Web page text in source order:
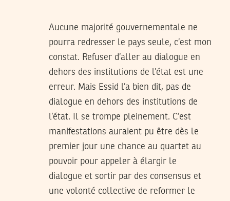
Aucune majorité gouvernementale ne
pourra redresser le pays seule, c’est mon
constat. Refuser d’aller au dialogue en
dehors des institutions de l’état est une
erreur. Mais Essid l’a bien dit, pas de
dialogue en dehors des institutions de
l’état. Il se trompe pleinement. C’est
manifestations auraient pu être dès le
premier jour une chance au quartet au
pouvoir pour appeler à élargir le
dialogue et sortir par des consensus et
une volonté collective de reformer le